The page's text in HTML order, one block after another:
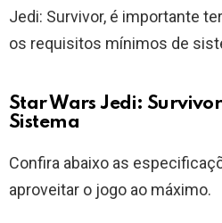
Jedi: Survivor, é importante
os requisitos mínimos de
Star Wars Jedi:
Sistema
Confira abaixo as
aproveitar o jogo ao máximo.